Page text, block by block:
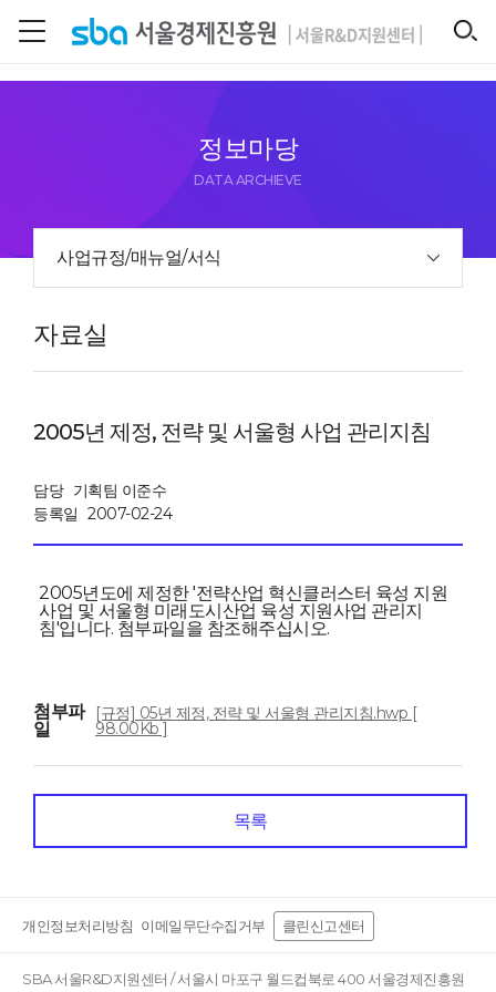
정보마당
DATA ARCHIEVE
사업규정/매뉴얼/서식
자료실
2005년 제정, 전략 및 서울형 사업 관리지침
담당 기획팀 이준수
등록일 2007-02-24
2005년도에 제정한 '전략산업 혁신클러스터 육성 지원
사업 및 서울형 미래도시산업 육성 지원사업 관리지
침'입니다. 첨부파일을 참조해주십시오.
첨부파
일
[규정] 05년 제정, 전략 및 서울형 관리지침.hwp [
98.00Kb ]
목록
개인정보처리방침 이메일무단수집거부 클린신고센터
SBA 서울R&D지원센터 / 서울시 마포구 월드컵북로 400 서울경제진흥원